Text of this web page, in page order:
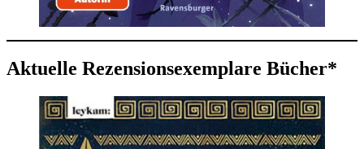
Aktuelle Rezensionsexemplare Bücher*